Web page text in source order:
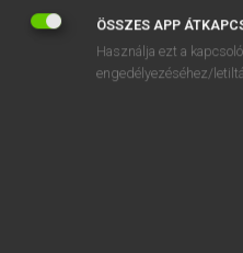
aide d’adaptation
aide de laboratoire
ÖSSZES APP
Használja ezt a
engedélyezéséhez/